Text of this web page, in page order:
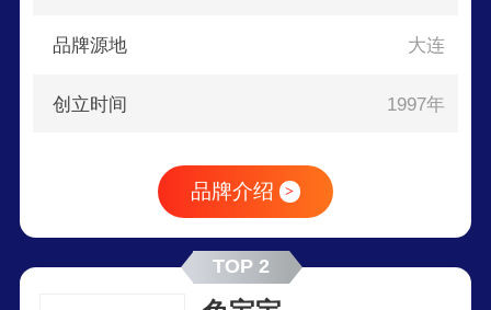
品牌源地 大连
创立时间 1997年
品牌介绍 >
TOP 2